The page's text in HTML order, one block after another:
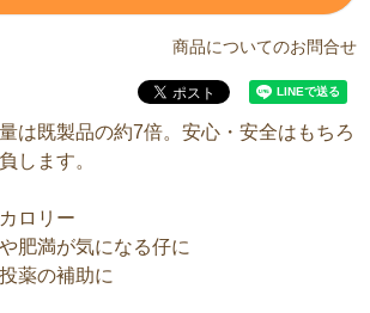
商品についてのお問合せ
は既製品の約7倍。安心・安全はもちろ
します。
ロリー
肥満が気になる仔に
薬の補助に